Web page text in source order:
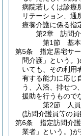
病院若しくは診療
リテーション、通
療養介護に係る指
第2章
訪問
第1節
基
第5条
指定居宅サ
問介護」という。)
いても、その利用
有する能力に応じ
う、入浴、排せつ
援助を行うもので
第2節
人
(訪問介護員等の員
第6条
指定訪問介
業者」という。)が